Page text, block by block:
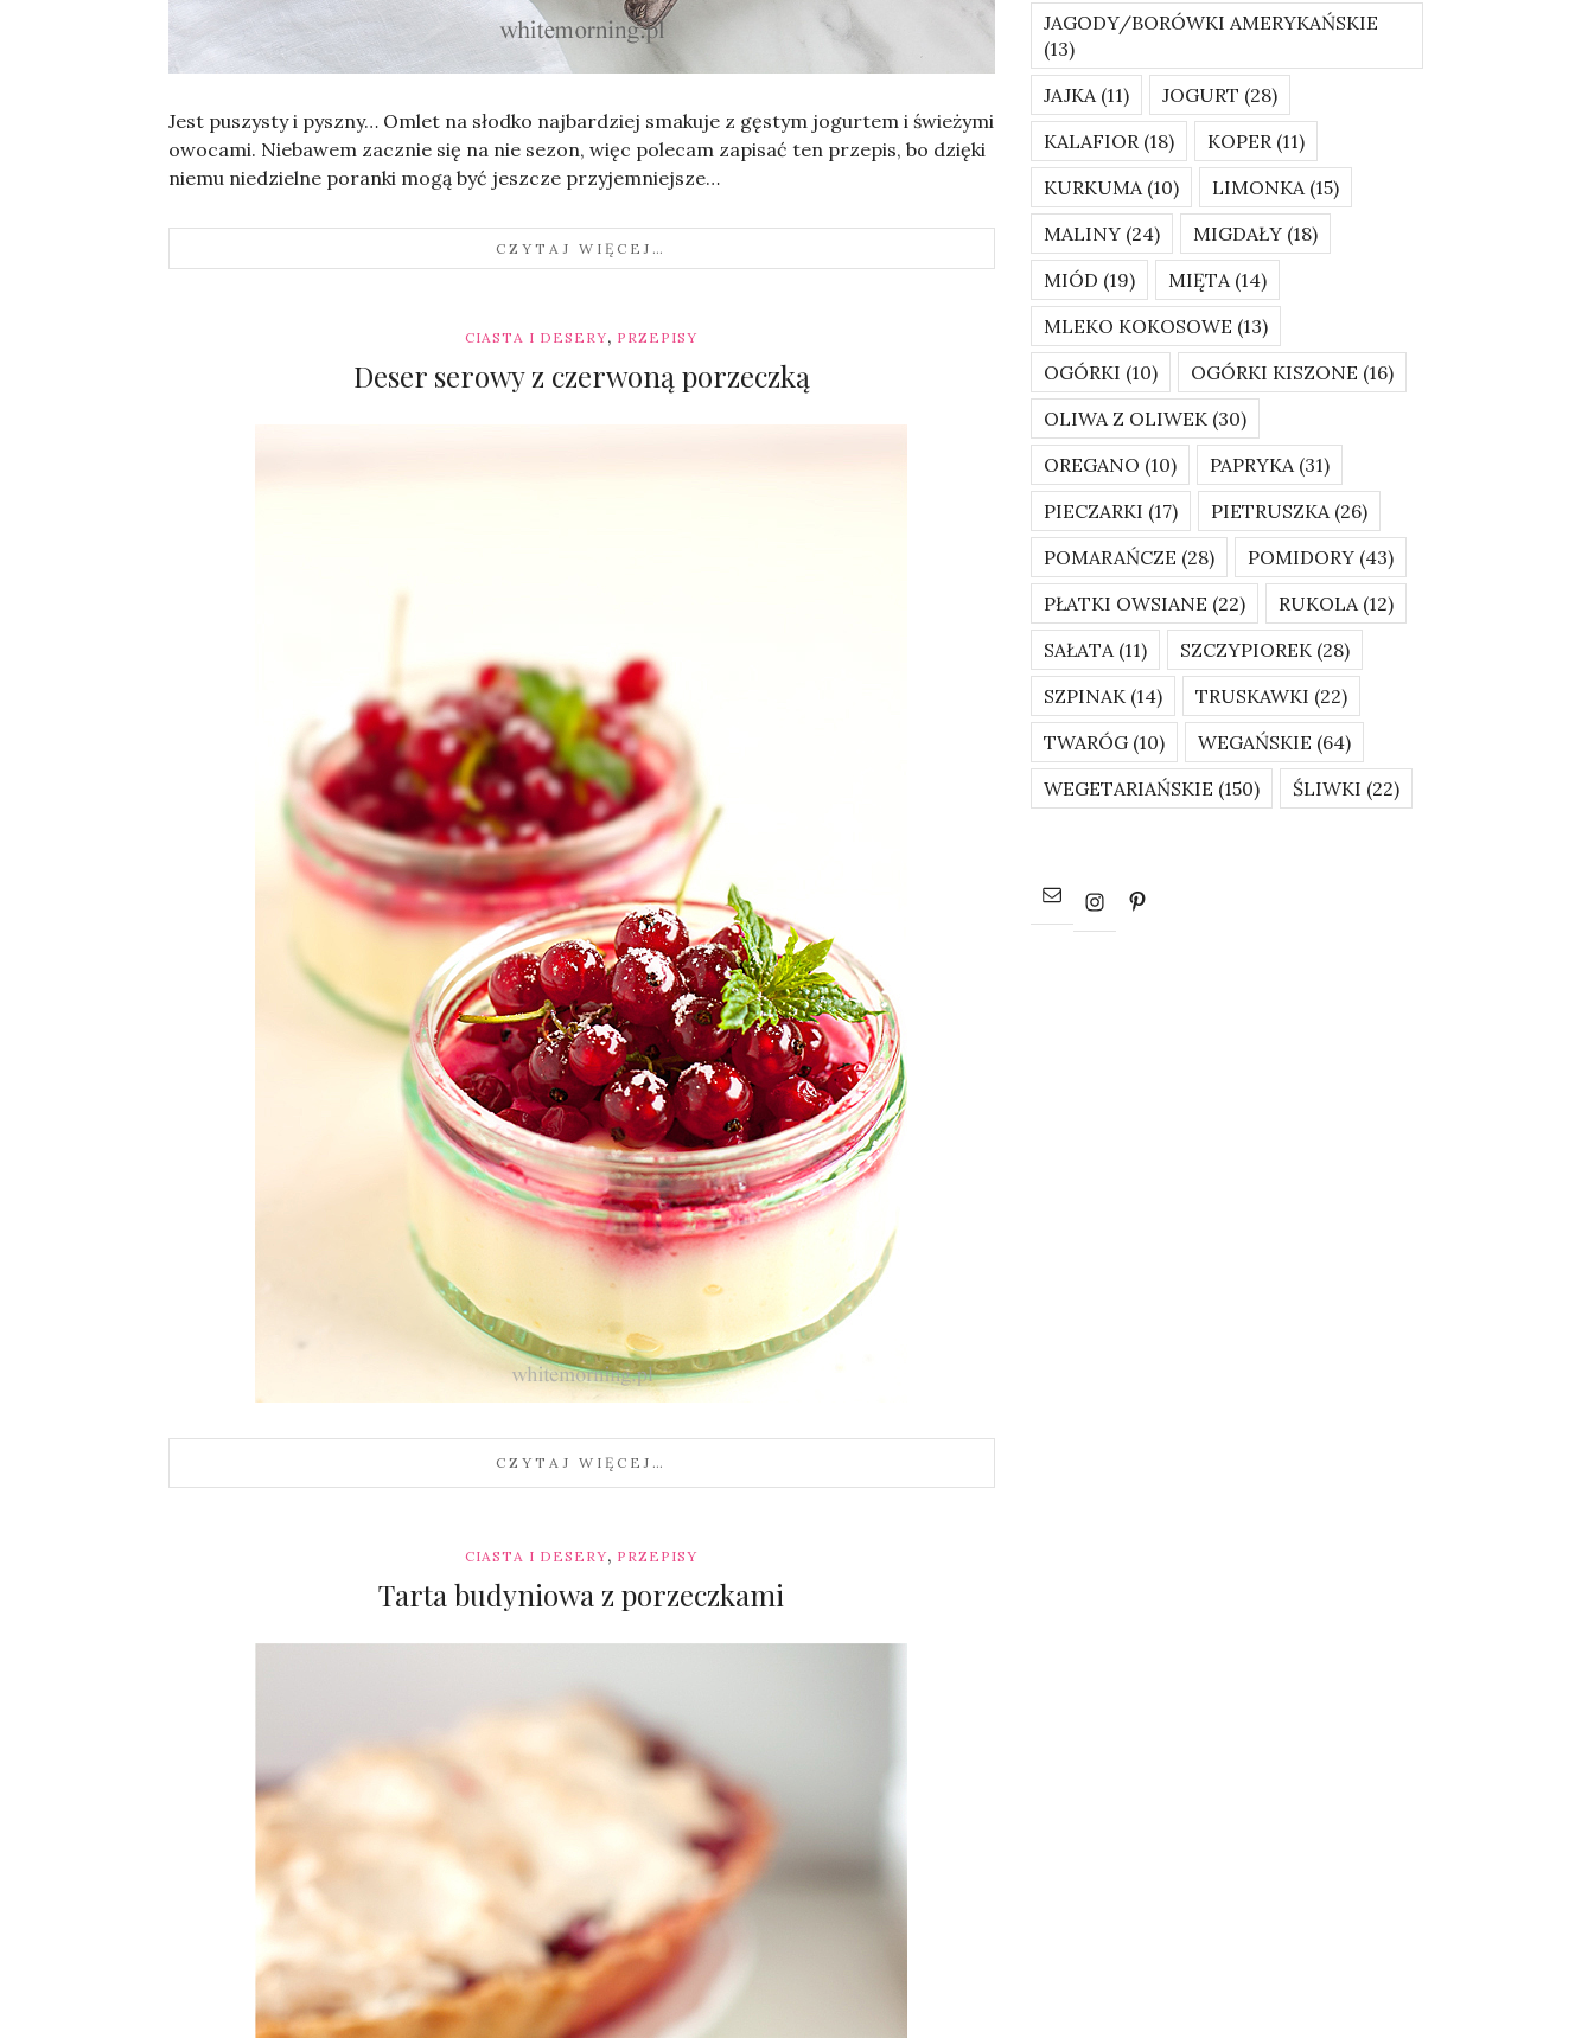
Sylwia
Jest puszysty i pyszny… Omlet na słodko najbardziej smakuje z gęstym jogurtem i świeżymi
owocami. Niebawem zacznie się na nie sezon, więc polecam zapisać ten przepis, bo dzięki
niemu niedzielne poranki mogą być jeszcze przyjemniejsze…
CZYTAJ WIĘCEJ…
CIASTA I DESERY, PRZEPISY
Deser serowy z czerwoną porzeczką
Sylwia
CZYTAJ WIĘCEJ…
CIASTA I DESERY, PRZEPISY
Tarta budyniowa z porzeczkami
JAGODY/BORÓWKI AMERYKAŃSKIE
(13)
JAJKA(11) JOGURT (28)
KALAFIOR(18) KOPER(11)
KURKUMA(10) LIMONKA(15)
MALINY(24) MIGDAŁY(18)
MIÓD (19) MIĘTA(14)
MLEKO KOKOSOWE (13)
OGÓRKI (10) OGÓRKI KISZONE (16)
OLIWA Z OLIWEK(30)
OREGANO (10) PAPRYKA(31)
PIECZARKI (17) PIETRUSZKA(26)
POMARAŃCZE (28) POMIDORY(43)
PŁATKI OWSIANE (22) RUKOLA(12)
SAŁATA(11) SZCZYPIOREK(28)
SZPINAK(14) TRUSKAWKI (22)
TWARÓG(10) WEGAŃSKIE (64)
WEGETARIAŃSKIE (150) ŚLIWKI (22)